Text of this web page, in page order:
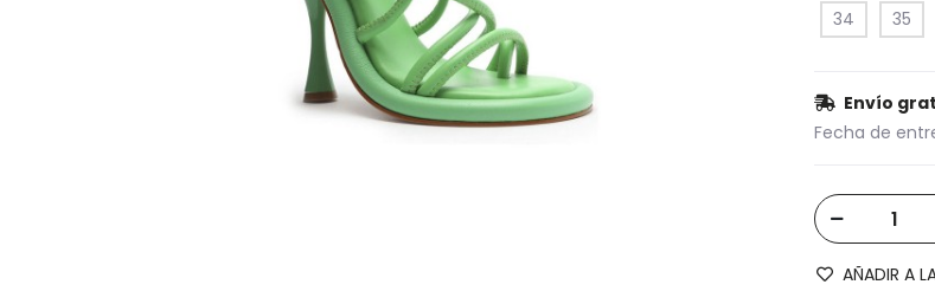
34 35
Envío
Fecha de
AÑADIR A